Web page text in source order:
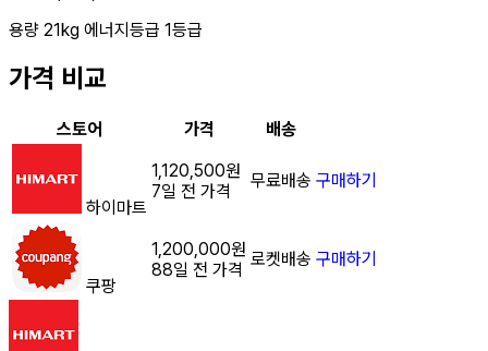
용량 21kg 에너지등급 1등급
가격 비교
스토어 가격 배송
하이마트
1,120,500원
7일 전 가격
무료배송 구매하기
쿠팡
1,200,000원
88일 전 가격
로켓배송 구매하기